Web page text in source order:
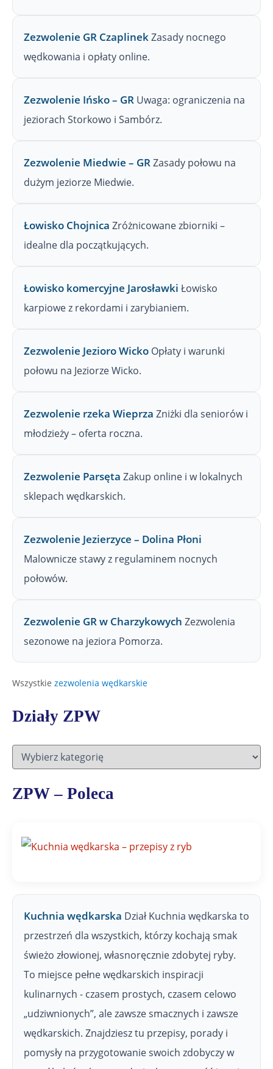
Zezwolenie GR Czaplinek Zasady nocnego
wędkowania i opłaty online.
Zezwolenie Ińsko – GR Uwaga: ograniczenia na
jeziorach Storkowo i Sambórz.
Zezwolenie Miedwie – GR Zasady połowu na
dużym jeziorze Miedwie.
Łowisko Chojnica Zróżnicowane zbiorniki –
idealne dla początkujących.
Łowisko komercyjne Jarosławki Łowisko
karpiowe z rekordami i zarybianiem.
Zezwolenie Jezioro Wicko Opłaty i warunki
połowu na Jeziorze Wicko.
Zezwolenie rzeka Wieprza Zniżki dla seniorów i
młodzieży – oferta roczna.
Zezwolenie Parsęta Zakup online i w lokalnych
sklepach wędkarskich.
Zezwolenie Jezierzyce – Dolina Płoni
Malownicze stawy z regulaminem nocnych
połowów.
Zezwolenie GR w Charzykowych Zezwolenia
sezonowe na jeziora Pomorza.
Wszystkie zezwolenia wędkarskie
Działy ZPW
D
a
łZPW – Poleca
Kuchnia wędkarska Dział Kuchnia wędkarska to
przestrzeń dla wszystkich, którzy kochają smak
świeżo złowionej, własnoręcznie zdobytej ryby.
To miejsce pełne wędkarskich inspiracji
kulinarnych - czasem prostych, czasem celowo
„udziwnionych”, ale zawsze smacznych i zawsze
wędkarskich. Znajdziesz tu przepisy, porady i
pomysły na przygotowanie swoich zdobyczy w